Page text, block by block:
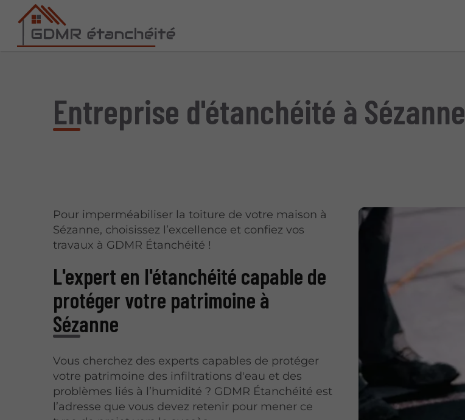
Entreprise d'étanchéité à Sézanne
Pour imperméabiliser la toiture de votre maison à
Sézanne, choisissez l’excellence et confiez vos
travaux à GDMR Étanchéité !
L'expert en l'étanchéité capable de
protéger votre patrimoine à
Sézanne
Vous cherchez des experts capables de protéger
votre patrimoine des infiltrations d'eau et des
problèmes liés à l’humidité ? GDMR Étanchéité est
l’adresse que vous devez retenir pour mener ce